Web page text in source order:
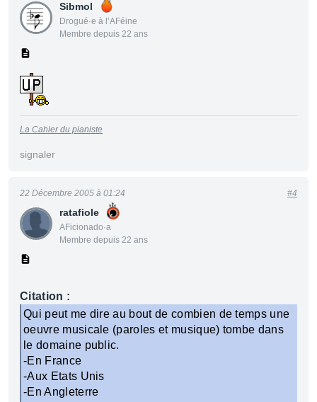
Sibmol
Drogué·e à l’AFéine
Membre depuis 22 ans
La Cahier du pianiste
signaler
ratafiole
AFicionado·a
Membre depuis 22 ans
22 Décembre 2005 à 01:24 #4
Citation :
Qui peut me dire au bout de combien de temps une
oeuvre musicale (paroles et musique) tombe dans
le domaine public.
-En France
-Aux Etats Unis
-En Angleterre